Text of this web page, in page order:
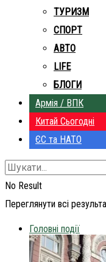
ТУРИЗМ
СПОРТ
АВТО
LIFE
БЛОГИ
Армія / ВПК
Китай Сьогодні
ЄС та НАТО
No Result
Переглянути всі
Головні події